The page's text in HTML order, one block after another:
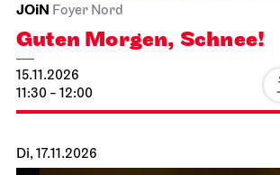
JOiN Foyer Nord
Guten Morgen, Schnee!
15.11.2026
11:30 - 12:00
Di, 17.11.2026